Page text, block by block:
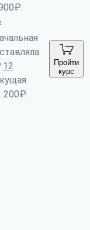
12
200₽.
Пройти
курс